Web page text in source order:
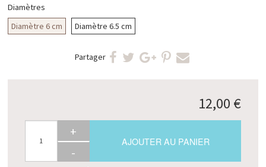
Diamètres
Diamètre 6 cm
Diamètre 6.5 cm
Partager
12,00 €
+
-
AJOUTER AU PANIER